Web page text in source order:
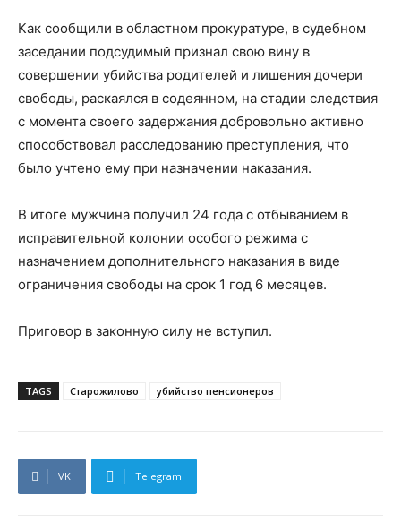
Как сообщили в областном прокуратуре, в судебном
заседании подсудимый признал свою вину в
совершении убийства родителей и лишения дочери
свободы, раскаялся в содеянном, на стадии следствия
с момента своего задержания добровольно активно
способствовал расследованию преступления, что
было учтено ему при назначении наказания.
В итоге мужчина получил 24 года с отбыванием в
исправительной колонии особого режима с
назначением дополнительного наказания в виде
ограничения свободы на срок 1 год 6 месяцев.
Приговор в законную силу не вступил.
TAGS Старожилово убийство пенсионеров
VK Telegram